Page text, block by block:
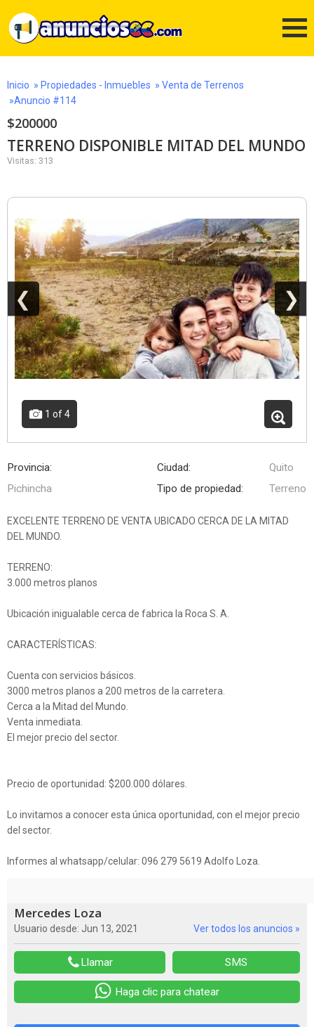
Inicio » Propiedades - Inmuebles » Venta de Terrenos
»Anuncio #114
$200000
TERRENO DISPONIBLE MITAD DEL MUNDO
Visitas: 313
❮ ❯
1 of 4
Provincia:
Pichincha
Ciudad:
Quito
Tipo de propiedad:
Terreno
EXCELENTE TERRENO DE VENTA UBICADO CERCA DE LA MITAD
DEL MUNDO.
TERRENO:
3.000 metros planos
Ubicación inigualable cerca de fabrica la Roca S. A.
CARACTERÍSTICAS:
Cuenta con servicios básicos.
3000 metros planos a 200 metros de la carretera.
Cerca a la Mitad del Mundo.
Venta inmediata.
El mejor precio del sector.
Precio de oportunidad: $200.000 dólares.
Lo invitamos a conocer esta única oportunidad, con el mejor precio
del sector.
Informes al whatsapp/celular: 096 279 5619 Adolfo Loza.
Mercedes Loza
Usuario desde: Jun 13, 2021 Ver todos los anuncios »
Llamar SMS
Haga clic para chatear